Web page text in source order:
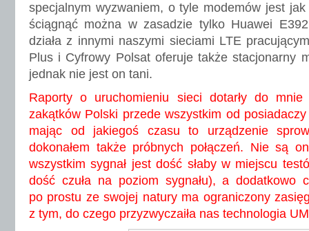
specjalnym wyzwaniem, o tyle modemów jest
ściągnąć można w zasadzie tylko Huawei
działa z innymi naszymi sieciami LTE
Plus i Cyfrowy Polsat oferuje także stacjonarny
jednak nie jest on tani.
Raporty o uruchomieniu sieci dotarły do
zakątków Polski przede wszystkim od
mając od jakiegoś czasu to urządzenie
dokonałem także próbnych połączeń. Nie są
wszystkim sygnał jest dość słaby w miejscu
dość czuła na poziom sygnału), a dodatkowo
po prostu ze swojej natury ma ograniczony
z tym, do czego przyzwyczaiła nas technologia